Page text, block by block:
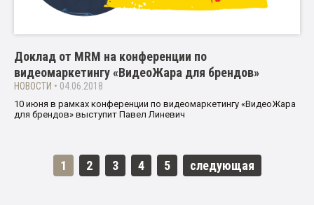
Доклад от MRM на конференции по
видеомаркетингу «ВидеоЖара для брендов»
НОВОСТИ • 04.06.2018
10 июня в рамках конференции по видеомаркетингу «ВидеоЖара
для брендов» выступит Павел Линевич
1 2 3 4 5 следующая